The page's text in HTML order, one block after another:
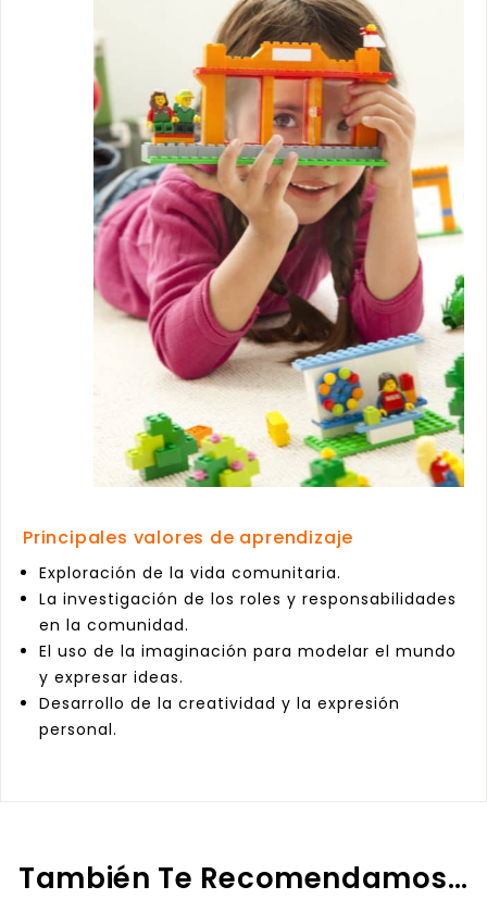
Principales valores de aprendizaje
Exploración de la vida comunitaria.
La investigación de los roles y responsabilidades
en la comunidad.
El uso de la imaginación para modelar el mundo
y expresar ideas.
Desarrollo de la creatividad y la expresión
personal.
También Te Recomendamos…